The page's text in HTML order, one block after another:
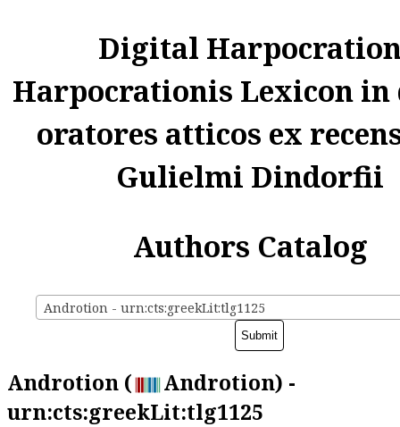
Digital
Harpocrationis Lexicon in
oratores atticos ex
Gulielmi Dindorfii
Authors Catalog
Androtion - urn:cts:greekLit:tlg1125
Androtion (
Androtion) -
urn:cts:greekLit:tlg1125